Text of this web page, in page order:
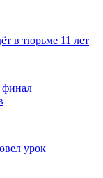
в тюрьме 11 лет
финал
урок